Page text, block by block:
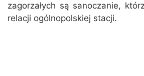
zagorzałych są sanoczanie,
relacji ogólnopolskiej stacji.